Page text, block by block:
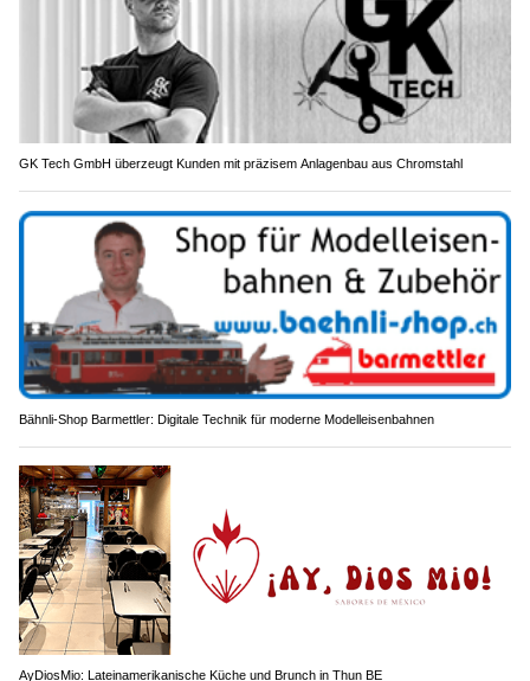
GK Tech GmbH überzeugt Kunden mit präzisem Anlagenbau aus Chromstahl
Bähnli-Shop Barmettler: Digitale Technik für moderne Modelleisenbahnen
AyDiosMio: Lateinamerikanische Küche und Brunch in Thun BE